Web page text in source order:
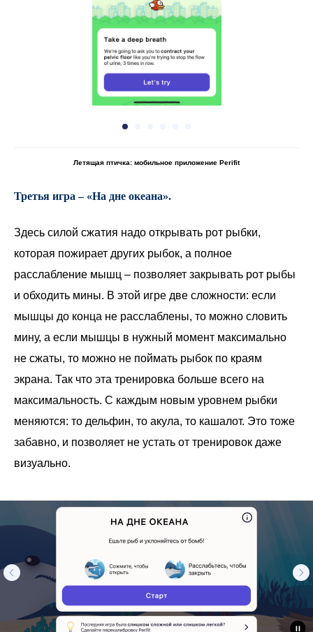
Летящая птичка: мобильное приложение Perifit
Третья игра – «На дне океана».
Здесь силой сжатия надо открывать рот рыбки,
которая пожирает других рыбок, а полное
расслабление мышц – позволяет закрывать рот рыбы
и обходить мины. В этой игре две сложности: если
мышцы до конца не расслаблены, то можно словить
мину, а если мышцы в нужный момент максимально
не сжаты, то можно не поймать рыбок по краям
экрана. Так что эта тренировка больше всего на
максимальность. С каждым новым уровнем рыбки
меняются: то дельфин, то акула, то кашалот. Это тоже
забавно, и позволяет не устать от тренировок даже
визуально.